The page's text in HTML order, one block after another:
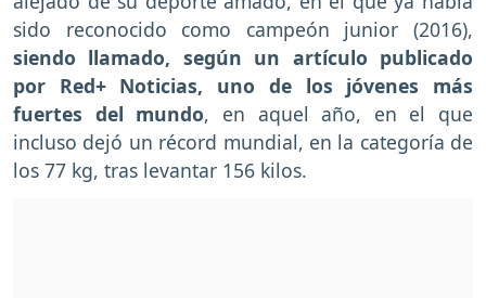
sido reconocido como campeón junior (2016),
siendo llamado, según un artículo publicado
por Red+ Noticias, uno de los jóvenes más
fuertes del mundo, en aquel año, en el que
incluso dejó un récord mundial, en la categoría de
los 77 kg, tras levantar 156 kilos.